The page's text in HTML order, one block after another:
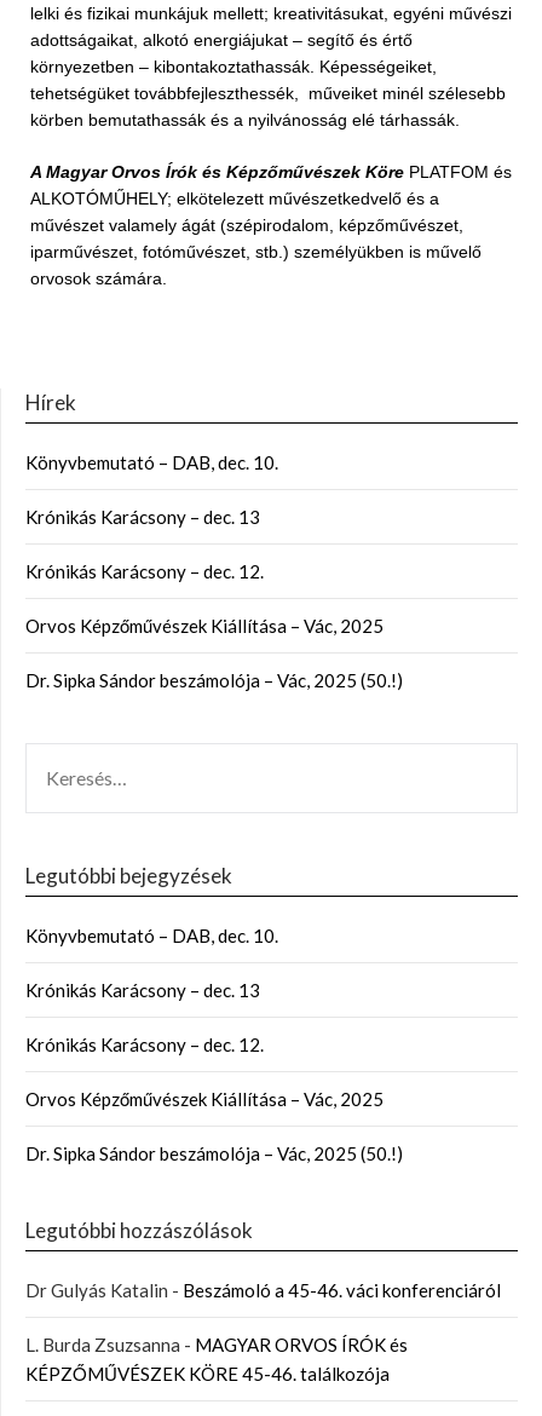
lelki és fizikai munkájuk mellett; kreativitásukat, egyéni művészi
adottságaikat, alkotó energiájukat – segítő és értő
környezetben – kibontakoztathassák. Képességeiket,
tehetségüket továbbfejleszthessék, műveiket minél szélesebb
körben bemutathassák és a nyilvánosság elé tárhassák.
A Magyar Orvos Írók és Képzőművészek Köre PLATFOM és
ALKOTÓMŰHELY; elkötelezett művészetkedvelő és a
művészet valamely ágát (szépirodalom, képzőművészet,
iparművészet, fotóművészet, stb.) személyükben is művelő
orvosok számára.
Hírek
Könyvbemutató – DAB, dec. 10.
Krónikás Karácsony – dec. 13
Krónikás Karácsony – dec. 12.
Orvos Képzőművészek Kiállítása – Vác, 2025
Dr. Sipka Sándor beszámolója – Vác, 2025 (50.!)
Legutóbbi bejegyzések
Könyvbemutató – DAB, dec. 10.
Krónikás Karácsony – dec. 13
Krónikás Karácsony – dec. 12.
Orvos Képzőművészek Kiállítása – Vác, 2025
Dr. Sipka Sándor beszámolója – Vác, 2025 (50.!)
Legutóbbi hozzászólások
Dr Gulyás Katalin - Beszámoló a 45-46. váci konferenciáról
L. Burda Zsuzsanna - MAGYAR ORVOS ÍRÓK és
KÉPZŐMŰVÉSZEK KÖRE 45-46. találkozója